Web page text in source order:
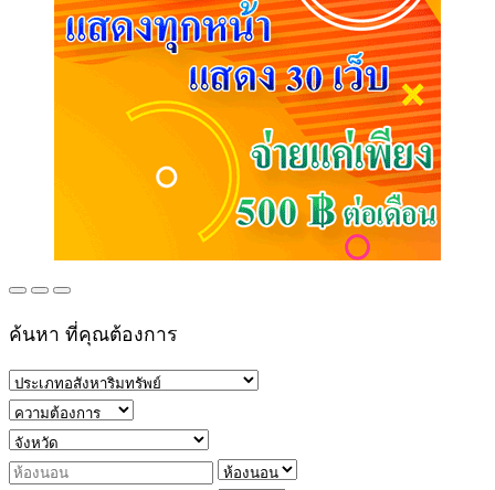
ค้นหา ที่คุณต้องการ